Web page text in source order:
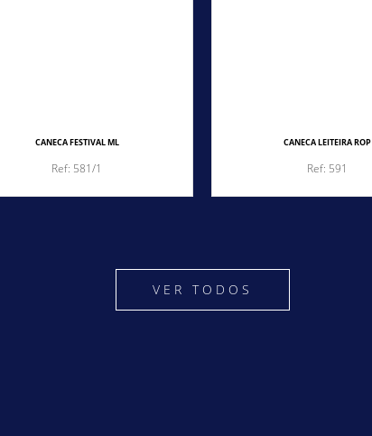
CANECA FESTIVAL ML
Ref: 581/1
CANECA LEITEIRA ROP
Ref: 591
VER TODOS